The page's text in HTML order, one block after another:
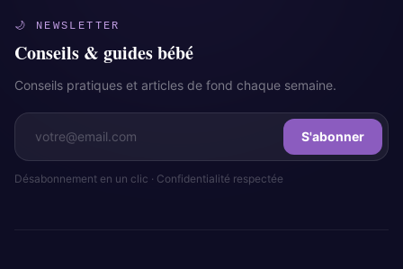
🌙 NEWSLETTER
Conseils & guides bébé
Conseils pratiques et articles de fond chaque semaine.
S'abonner
Désabonnement en un clic · Confidentialité respectée